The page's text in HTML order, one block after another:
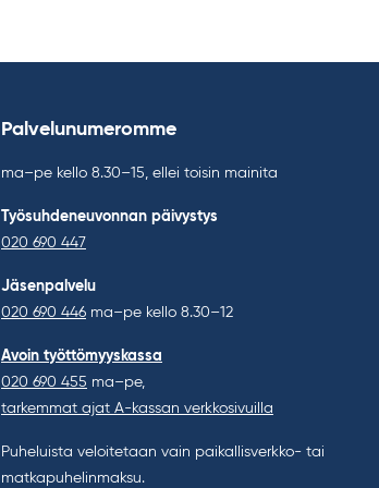
Palvelunumeromme
ma–pe kello 8.30–15, ellei toisin mainita
Työsuhdeneuvonnan päivystys
020 690 447
Jäsenpalvelu
020 690 446 ma–pe kello 8.30–12
Avoin työttömyyskassa
020 690 455 ma–pe,
tarkemmat ajat A-kassan verkkosivuilla
Puheluista veloitetaan vain paikallisverkko- tai
matkapuhelinmaksu.